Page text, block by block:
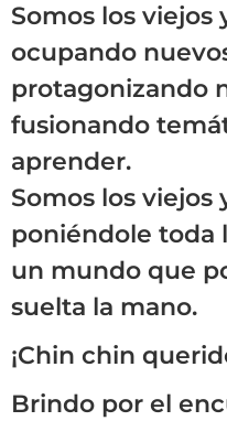
Somos los viejos
ocupando
protagonizando
fusionando
aprender.
Somos los viejos
poniéndole toda
un mundo que
suelta la mano.
¡Chin chin
Brindo por el